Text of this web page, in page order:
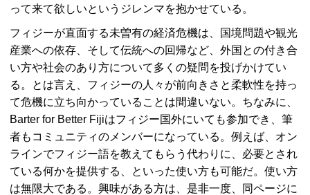
って来て欲しいというジレンマを抱かせている。
フィジーが直面する未曽有の経済危機は、国境問題や観光
産業への依存、そして伝統への回帰など、外国との付き合
い方や社会のあり方について多くの疑問を投げかけてい
る。とは言え、フィジーの人々が前向きさと柔軟性を持っ
て危機に立ち向かっていることは間違いない。ちなみに、
Barter for Better Fijiはフィジー国外にいても参加でき、筆
者もコミュニティのメンバーになっている。例えば、オン
ラインでフィジー語を教えてもらう代わりに、必要とされ
ている何かを提供する、といった使い方も可能だ。使い方
は無限大である。興味がある方は、是非一度、同ページに